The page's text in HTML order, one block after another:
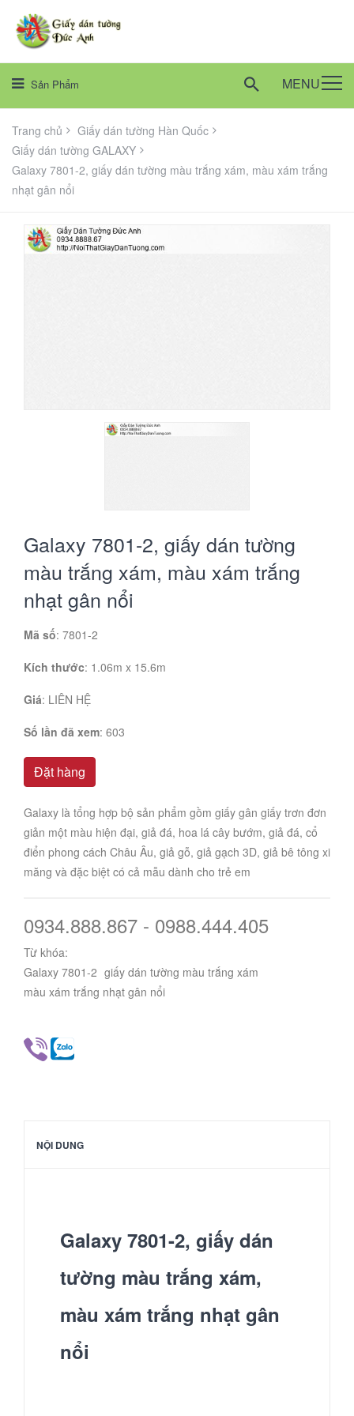
Sản Phẩm MENU
Trang chủ
Giấy dán tường Hàn Quốc
Giấy dán tường GALAXY
Galaxy 7801-2, giấy dán tường màu trắng xám, màu xám trắng
nhạt gân nổi
Galaxy 7801-2, giấy dán tường
màu trắng xám, màu xám trắng
nhạt gân nổi
Mã số: 7801-2
Kích thước: 1.06m x 15.6m
Giá: LIÊN HỆ
Số lần đã xem: 603
Đặt hàng
Galaxy là tổng hợp bộ sản phẩm gồm giấy gân giấy trơn đơn
giản một màu hiện đại, giả đá, hoa lá cây bướm, giả đá, cổ
điển phong cách Châu Âu, giả gỗ, giả gạch 3D, giả bê tông xi
măng và đặc biệt có cả mẫu dành cho trẻ em
0934.888.867 - 0988.444.405
Từ khóa:
Galaxy 7801-2 giấy dán tường màu trắng xám
màu xám trắng nhạt gân nổi
NỘI DUNG
Galaxy 7801-2, giấy dán
tường màu trắng xám,
màu xám trắng nhạt gân
nổi